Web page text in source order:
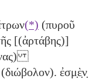
(*) (πυροῦ
[(ἀρτάβης)]
(διώβολον). ἐσμ̣ὲ̣ν̣